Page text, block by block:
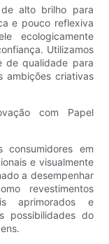
alto brilho para
e pouco reflexiva
ecologicamente
Utilizamos
de qualidade para
ambições criativas
com Papel
consumidores em
e visualmente
a desempenhar
revestimentos
​​aprimorados e
possibilidades do